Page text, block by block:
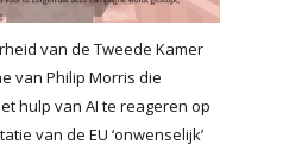
van de Tweede Kamer
van Philip Morris die
hulp van AI te reageren op
van de EU ‘onwenselijk’